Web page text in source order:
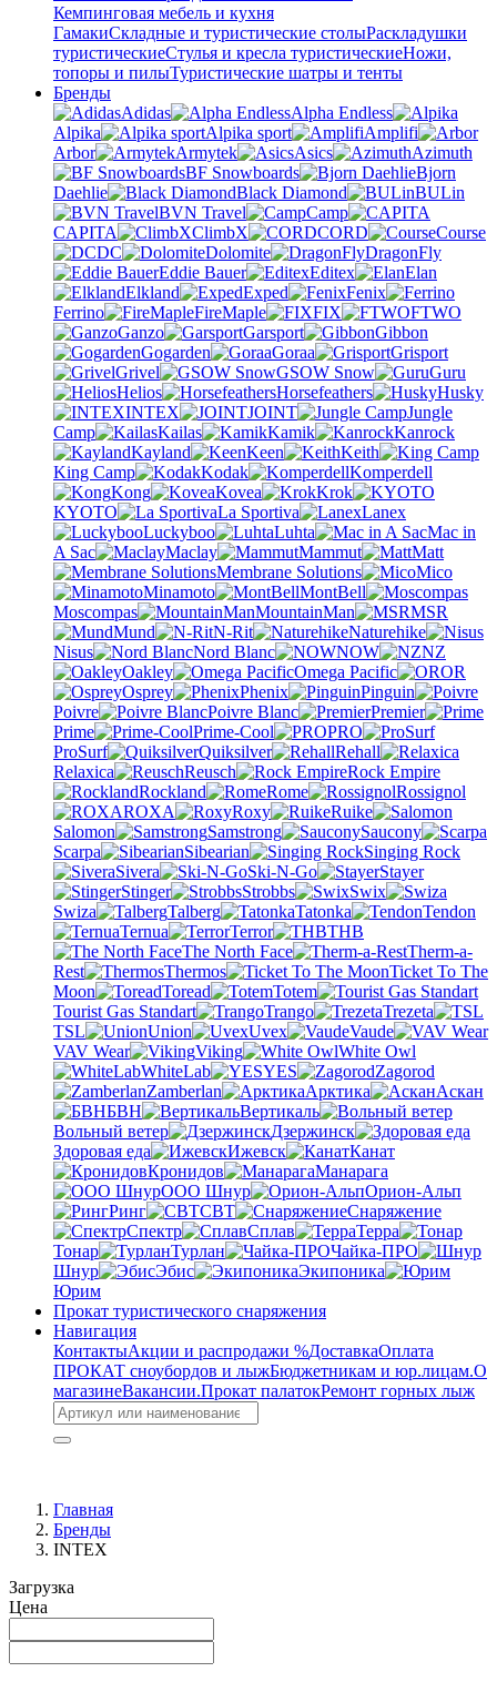
Кемпинговая мебель и кухня
ГамакиСкладные и туристические столыРаскладушки
туристическиеСтулья и кресла туристическиеНожи,
топоры и пилыТуристические шатры и тенты
Бренды
Adidas
Alpha Endless
Alpika
Alpika sport
Amplifi
Arbor
Armytek Asics
Azimuth
BF Snowboards
Bjorn
Daehlie
Black Diamond
BULin
BVN Travel
Camp
CAPITA
ClimbX CORD
Course
DC
Dolomite
DragonFly
Eddie Bauer
Editex
Elan
Elkland
Exped
Fenix
Ferrino
FireMaple FIX
FTWO
Ganzo
Garsport
Gibbon
Gogarden
Goraa
Grisport
Grivel
GSOW Snow
Guru
Helios
Horsefeathers
Husky
INTEX
JOINT
Jungle
Camp
Kailas Kamik
Kanrock
Kayland
Keen
Keith
King Camp
Kodak
Komperdell
Kong
Kovea
Krok
KYOTO
La Sportiva
Lanex
Luckyboo
Luhta
Mac in
A Sac
Maclay Mammut
Matt
Membrane Solutions
Mico
Minamoto
MontBell
Moscompas
MountainMan
MSR
Mund
N-Rit
Naturehike
Nisus
Nord Blanc NOW
NZ
Oakley
Omega Pacific
OR
Osprey
Phenix
Pinguin
Poivre
Poivre Blanc
Premier
Prime
Prime-Cool
PRO
ProSurf
Quiksilver
Rehall
Relaxica
Reusch
Rock Empire
Rockland
Rome
Rossignol
ROXA
Roxy
Ruike
Salomon
Samstrong
Saucony
Scarpa
Sibearian
Singing Rock
Sivera
Ski-N-Go
Stayer
Stinger
Strobbs
Swix
Swiza
Talberg Tatonka
Tendon
Ternua
Terror
THB
The North Face
Therm-a-
Rest
Thermos
Ticket To The
Moon
Toread
Totem
Tourist Gas Standart
Trango
Trezeta
TSL
Union Uvex
Vaude
VAV Wear
Viking
White Owl
WhiteLab
YES
Zagorod
Zamberlan
Арктика
Аскан
БВН
Вертикаль
Вольный ветер
Дзержинск
Здоровая еда
Ижевск
Канат
Кронидов
Манарага
ООО Шнур
Орион-Альп
Ринг
СВТ
Снаряжение
Спектр
Сплав
Терра
Тонар
Турлан
Чайка-ПРО
Шнур
Эбис
Экипоника
Юрим
Прокат туристического снаряжения
Навигация
КонтактыАкции и распродажи %ДоставкаОплата
ПРОКАТ сноубордов и лыжБюджетникам и юр.лицам.О
магазинеВакансии.Прокат палатокРемонт горных лыж
Главная
Бренды
INTEX
Загрузка
Цена